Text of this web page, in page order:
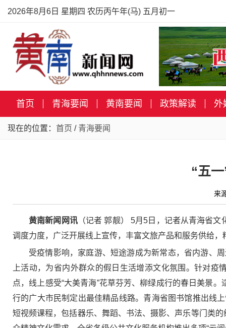
2026年8月6日 星期四 农历丙午年(马) 五月初一
首页 青海要闻 黄南要闻 政策解读 外
现在的位置： 首页 / 青海要闻
“五
来
黄南新闻网讯（记者 郭靓） 5月5日，记者从青海省文
调度力度，广泛开展线上宣传，丰富文旅产品和服务供给
受疫情影响，家庭游、短途游成为新常态，省内游、
上活动，为省内外群众的假日生活增添文化氛围。针对疫
点，线上感受“大美青海”花草芬芳、柳绿成行的春日美景
行的广大市民制定出最佳精品线路。青海省图书馆推出线
短视频课程，包括器乐、舞蹈、书法、摄影、声乐等门类